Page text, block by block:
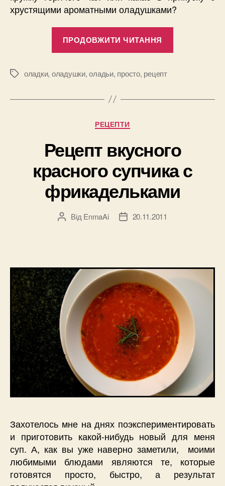
хрустящими ароматными оладушками?
ПРОДОВЖИТИ ЧИТАННЯ
Позначки
оладки, оладушки,оладьи, просто, рецепт
Категорії
РЕЦЕПТИ
Рецепт вкусного
красного супчика с
фрикадельками
Автор
ВідEnmaAi
Дата20.11.2011
Захотелось мне на днях поэкспериментировать
и приготовить какой-нибудь новый для меня
суп. А, как вы уже наверно заметили, моими
любимыми блюдами являются те, которые
готовятся просто, быстро, а результат